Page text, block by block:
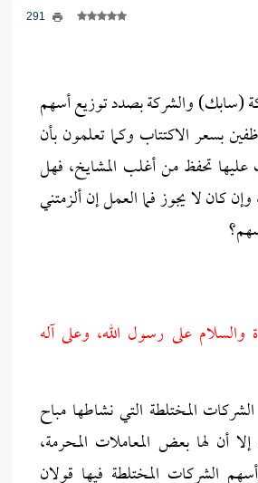
(سابك) والشركة بصدد توزيع أسهم
بسعر الاكتتاب وكما تعلمون بأن
تحفظ من أغلب المشايخ، فهل
كان لا يجوز فما العمل إن ألزمتني
والسلام على رسول الله، وعلى آله
المختلطة التي نشاطها مباح
أن لها بعض المعاملات المحرمة،
الشركات المختلطة فيها قولان